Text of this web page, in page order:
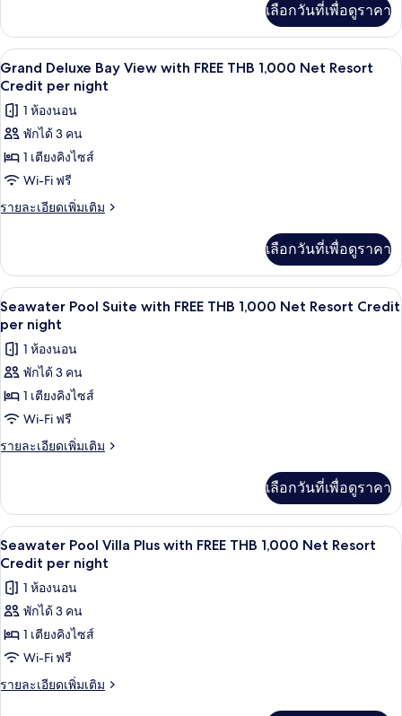
night
FREE
THB
1,000
Net
Resort
Credit
per
night
เกี่ยว
กับ
Supreme
Deluxe
View
with
THB
1,000
Resort
เลือกวันที่เพื่อดูราคา
เปิด
ภาพถ่าย
ทั้งหมด
ของ
Grand
Deluxe
Bay
FREE
THB
1,000
Net
Resort
Credit
per
night
13
Grand Deluxe Bay View with FREE THB 1,000 Net Resort
Credit per night
1 ห้องนอน
พักได้ 3 คน
1 เตียงคิงไซส์
Wi-Fi ฟรี
รายละเอียดเพิ่มเติม
ราย
เกี่ยว
กับ
Grand
Deluxe
Bay
View
with
THB
1,000
Resort
เลือกวันที่เพื่อดูราคา
เปิด
ภาพถ่าย
ทั้งหมด
ของ
Seawater
Pool
Suite
THB
1,000
Net
Resort
Credit
per
night
4
Seawater Pool Suite with FREE THB 1,000 Net Resort Credit
per night
1 ห้องนอน
พักได้ 3 คน
1 เตียงคิงไซส์
Wi-Fi ฟรี
รายละเอียดเพิ่มเติม
ราย
เกี่ยว
กับ
Seawater
Pool
with
FREE
1,000
Net
Credit
เลือกวันที่เพื่อดูราคา
เปิด
ภาพถ่าย
ทั้งหมด
ของ
Seawater
Pool
Villa
มินิบาร์, ตู้นิรภัยในห้องพัก, เตารีด/โต๊ะ
7
Seawater Pool Villa Plus with FREE THB 1,000 Net Resort
Credit per night
1 ห้องนอน
พักได้ 3 คน
1 เตียงคิงไซส์
Wi-Fi ฟรี
รายละเอียดเพิ่มเติม
ราย